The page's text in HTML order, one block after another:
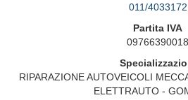
011/4033172
Partita IVA
09766390018
RIPARAZIONE AUTOVEICOLI
ELETTRAUTO -